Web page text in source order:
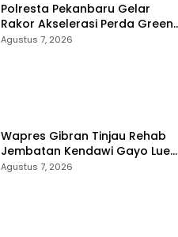
Polresta Pekanbaru Gelar
Rakor Akselerasi Perda Green
City, Masukkan ke Kurikulum
Agustus 7, 2026
Wapres Gibran Tinjau Rehab
Jembatan Kendawi Gayo Lues,
Didampingi Kapolda Aceh
Agustus 7, 2026